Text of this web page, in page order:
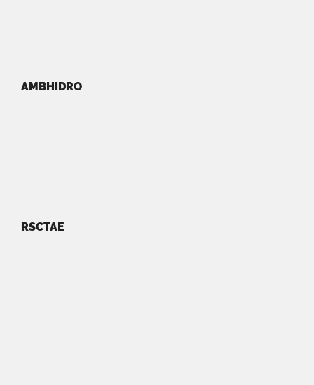
AMBHIDRO
RSCTAE